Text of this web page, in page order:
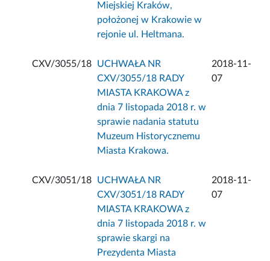
Miejskiej Kraków,
położonej w Krakowie w
rejonie ul. Heltmana.
CXV/3055/18
UCHWAŁA NR
CXV/3055/18 RADY
MIASTA KRAKOWA z
dnia 7 listopada 2018 r. w
sprawie nadania statutu
Muzeum Historycznemu
Miasta Krakowa.
2018-11-
07
CXV/3051/18
UCHWAŁA NR
CXV/3051/18 RADY
MIASTA KRAKOWA z
dnia 7 listopada 2018 r. w
sprawie skargi na
Prezydenta Miasta
2018-11-
07